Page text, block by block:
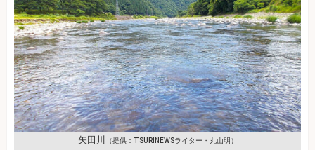
矢田川 （提供：TSURINEWSライター・丸山明）